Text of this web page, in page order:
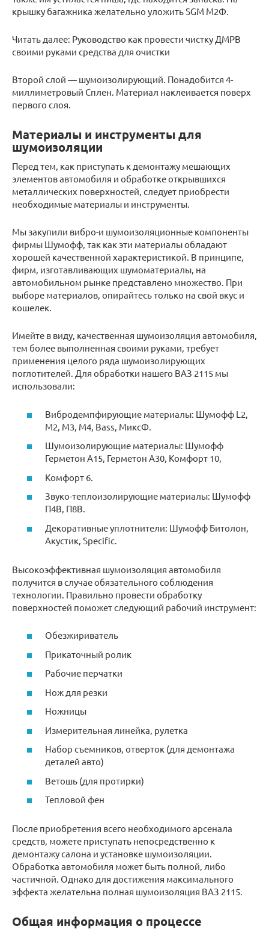
крышку багажника желательно уложить SGM М2Ф.
Читать далее: Руководство как провести чистку ДМРВ
своими руками средства для очистки
Второй слой — шумоизолирующий. Понадобится 4-
миллиметровый Сплен. Материал наклеивается поверх
первого слоя.
Материалы и инструменты для
шумоизоляции
Перед тем, как приступать к демонтажу мешающих
элементов автомобиля и обработке открывшихся
металлических поверхностей, следует приобрести
необходимые материалы и инструменты.
Мы закупили вибро-и шумоизоляционные компоненты
фирмы Шумофф, так как эти материалы обладают
хорошей качественной характеристикой. В принципе,
фирм, изготавливающих шумоматериалы, на
автомобильном рынке представлено множество. При
выборе материалов, опирайтесь только на свой вкус и
кошелек.
Имейте в виду, качественная шумоизоляция автомобиля,
тем более выполненная своими руками, требует
применения целого ряда шумоизолирующих
поглотителей. Для обработки нашего ВАЗ 2115 мы
использовали:
Вибродемпфирующие материалы: Шумофф L2,
М2, М3, М4, Bass, МиксФ.
Шумоизолирующие материалы: Шумофф
Герметон А15, Герметон А30, Комфорт 10,
Комфорт 6.
Звуко-теплоизолирующие материалы: Шумофф
П4В, П8В.
Декоративные уплотнители: Шумофф Битолон,
Акустик, Specific.
Высокоэффективная шумоизоляция автомобиля
получится в случае обязательного соблюдения
технологии. Правильно провести обработку
поверхностей поможет следующий рабочий инструмент:
Обезжириватель
Прикаточный ролик
Рабочие перчатки
Нож для резки
Ножницы
Измерительная линейка, рулетка
Набор съемников, отверток (для демонтажа
деталей авто)
Ветошь (для протирки)
Тепловой фен
После приобретения всего необходимого арсенала
средств, можете приступать непосредственно к
демонтажу салона и установке шумоизоляции.
Обработка автомобиля может быть полной, либо
частичной. Однако для достижения максимального
эффекта желательна полная шумоизоляция ВАЗ 2115.
Общая информация о процессе